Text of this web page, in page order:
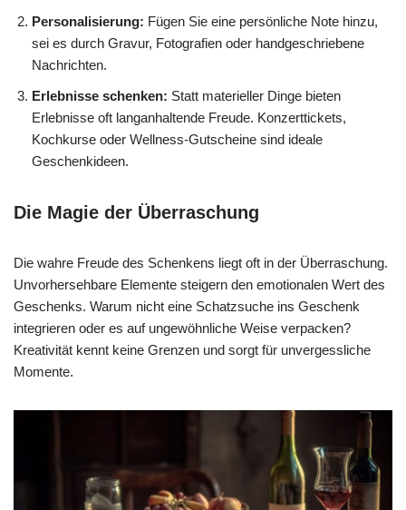
Personalisierung: Fügen Sie eine persönliche Note hinzu,
sei es durch Gravur, Fotografien oder handgeschriebene
Nachrichten.
Erlebnisse schenken: Statt materieller Dinge bieten
Erlebnisse oft langanhaltende Freude. Konzerttickets,
Kochkurse oder Wellness-Gutscheine sind ideale
Geschenkideen.
Die Magie der Überraschung
Die wahre Freude des Schenkens liegt oft in der Überraschung.
Unvorhersehbare Elemente steigern den emotionalen Wert des
Geschenks. Warum nicht eine Schatzsuche ins Geschenk
integrieren oder es auf ungewöhnliche Weise verpacken?
Kreativität kennt keine Grenzen und sorgt für unvergessliche
Momente.